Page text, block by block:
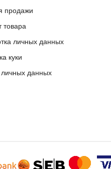
продажи
товара
личных данных
куки
данных